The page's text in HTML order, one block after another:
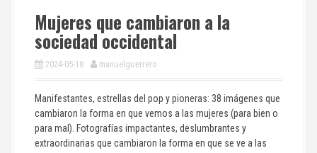
Mujeres que cambiaron a la
sociedad occidental
2024-05-18 manuelguerrero
Manifestantes, estrellas del pop y pioneras: 38 imágenes que
cambiaron la forma en que vemos a las mujeres (para bien o
para mal). Fotografías impactantes, deslumbrantes y
extraordinarias que cambiaron la forma en que se ve a las